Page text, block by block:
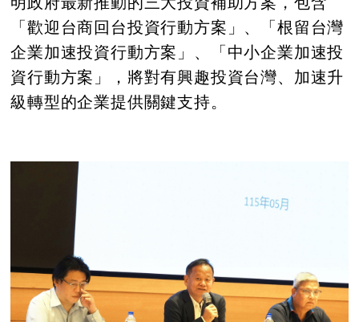
「歡迎台商回台投資行動方案」、「根留台灣
企業加速投資行動方案」、「中小企業加速投
資行動方案」，將對有興趣投資台灣、加速升
級轉型的企業提供關鍵支持。